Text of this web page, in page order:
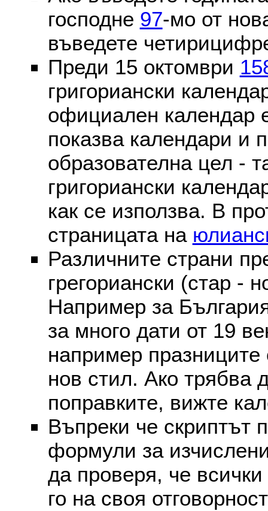
господне 97-мо от
въведете
Преди 15 октомври
григориански
официален календар
показва календари и
образователна цел -
григориански
как се използва. В
страницата на
Различните страни
грегориански (стар -
Например за
за много дати от 19
например празниците
нов стил. Ако трябва
поправките, вижте
Въпреки че скриптът
формули за
да проверя, че
го на своя